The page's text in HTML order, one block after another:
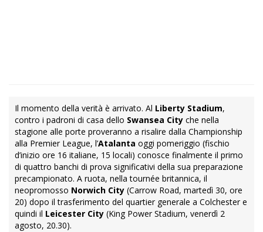
Il momento della verità è arrivato. Al Liberty Stadium,
contro i padroni di casa dello Swansea City che nella
stagione alle porte proveranno a risalire dalla Championship
alla Premier League, l’Atalanta oggi pomeriggio (fischio
d’inizio ore 16 italiane, 15 locali) conosce finalmente il primo
di quattro banchi di prova significativi della sua preparazione
precampionato. A ruota, nella tournée britannica, il
neopromosso Norwich City (Carrow Road, martedì 30, ore
20) dopo il trasferimento del quartier generale a Colchester e
quindi il Leicester City (King Power Stadium, venerdì 2
agosto, 20.30).